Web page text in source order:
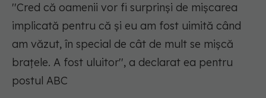
''Cred că oamenii vor fi surprinşi de mişcarea
implicată pentru că şi eu am fost uimită când
am văzut, în special de cât de mult se mişcă
braţele. A fost uluitor'', a declarat ea pentru
postul ABC